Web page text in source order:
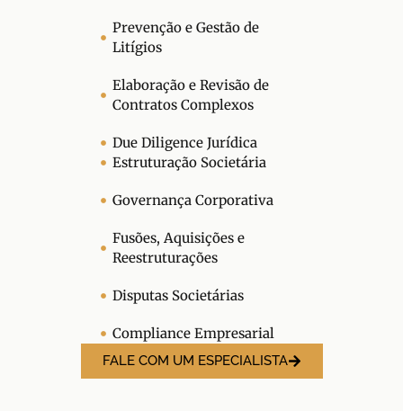
Prevenção e Gestão de
Litígios
Elaboração e Revisão de
Contratos Complexos
Due Diligence Jurídica
Estruturação Societária
Governança Corporativa
Fusões, Aquisições e
Reestruturações
Disputas Societárias
Compliance Empresarial
FALE COM UM ESPECIALISTA